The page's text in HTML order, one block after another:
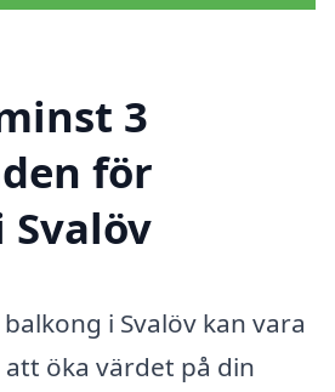
3
för
i Svalöv kan vara
öka värdet på din